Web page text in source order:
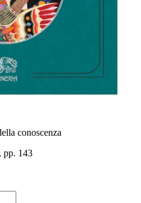
conoscenza
pp. 143